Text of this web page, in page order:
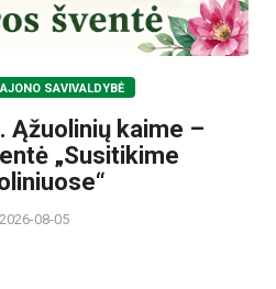
SAVIVALDYBĖ
Ąžuolinių kaime –
„Susitikime
2026-08-05